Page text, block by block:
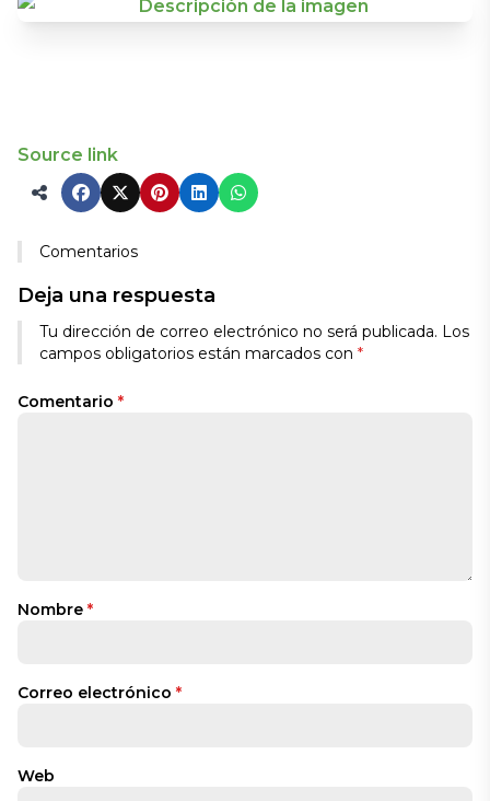
Source link
Comentarios
Deja una respuesta
Tu dirección de correo electrónico no será publicada. Los
campos obligatorios están marcados con *
Comentario *
Nombre *
Correo electrónico *
Web
Alternative: